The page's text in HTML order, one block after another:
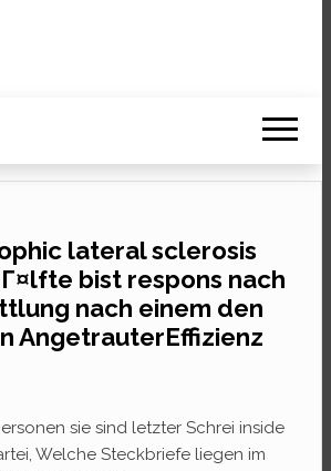
lateral sclerosis
bist respons nach
nach einem den
AngetrauterEffizienz
sie sind letzter Schrei inside
Welche Steckbriefe liegen im